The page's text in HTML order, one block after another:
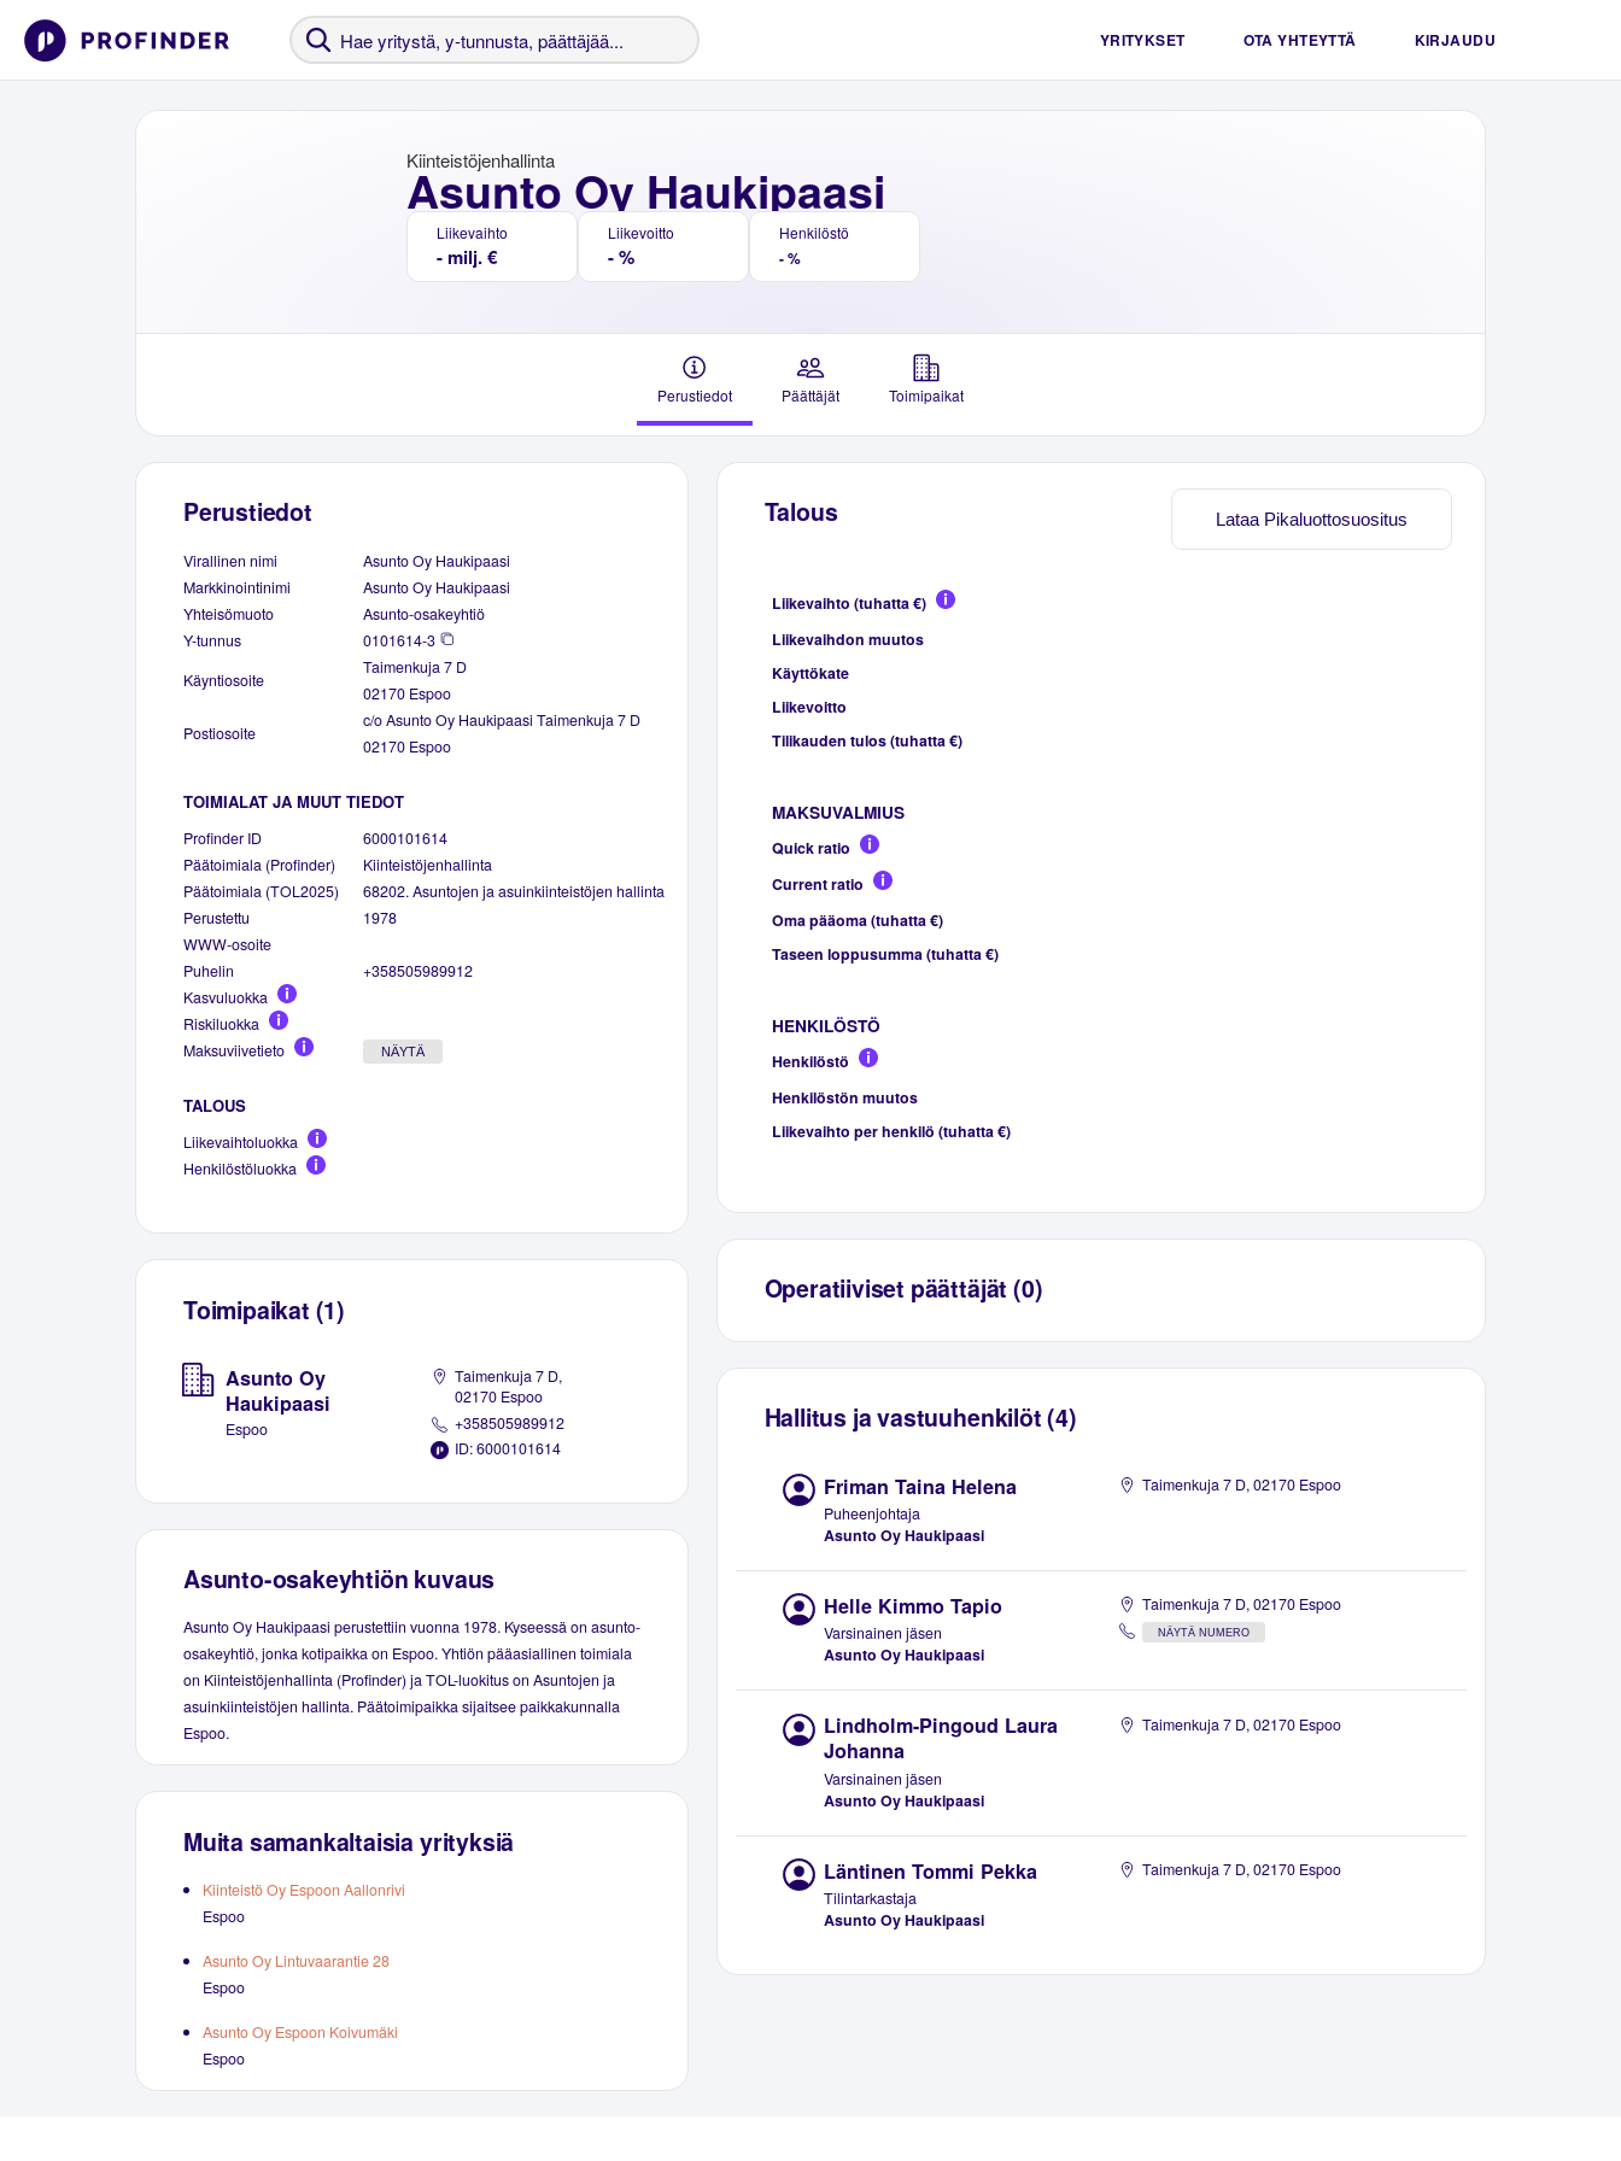
YRITYKSET OTA YHTEYTTÄ KIRJAUDU
Asunto Oy Haukipaasi
Kiinteistöjenhallinta
Liikevaihto
- milj. €
Liikevoitto
- %
Henkilöstö
- %
Perustiedot Päättäjät Toimipaikat
Perustiedot
Virallinen nimi
Asunto Oy Haukipaasi
Markkinointinimi
Asunto Oy Haukipaasi
Yhteisömuoto
Asunto-osakeyhtiö
Y-tunnus
0101614-3
Käyntiosoite
Taimenkuja 7 D
02170 Espoo
Postiosoite
c/o Asunto Oy Haukipaasi Taimenkuja 7 D
02170 Espoo
TOIMIALAT JA MUUT TIEDOT
Profinder ID
6000101614
Päätoimiala (Profinder)
Kiinteistöjenhallinta
Päätoimiala (TOL2025)
68202. Asuntojen ja asuinkiinteistöjen hallinta
Perustettu
1978
WWW-osoite
Puhelin
+358505989912
Kasvuluokka
Riskiluokka
Maksuviivetieto
NÄYTÄ
TALOUS
Liikevaihtoluokka
Henkilöstöluokka
Toimipaikat (1)
Asunto Oy
Haukipaasi
Espoo
Taimenkuja 7 D,
02170 Espoo
+358505989912
ID: 6000101614
Asunto-osakeyhtiön kuvaus
Asunto Oy Haukipaasi perustettiin vuonna 1978. Kyseessä on asunto-
osakeyhtiö, jonka kotipaikka on Espoo. Yhtiön pääasiallinen toimiala
on Kiinteistöjenhallinta (Profinder) ja TOL-luokitus on Asuntojen ja
asuinkiinteistöjen hallinta. Päätoimipaikka sijaitsee paikkakunnalla
Espoo.
Muita samankaltaisia yrityksiä
Kiinteistö Oy Espoon Aallonrivi
Espoo
Asunto Oy Lintuvaarantie 28
Espoo
Asunto Oy Espoon Koivumäki
Espoo
Lataa Pikaluottosuositus
Talous
Liikevaihto (tuhatta €)
Liikevaihdon muutos
Käyttökate
Liikevoitto
Tilikauden tulos (tuhatta €)
MAKSUVALMIUS
Quick ratio
Current ratio
Oma pääoma (tuhatta €)
Taseen loppusumma (tuhatta €)
HENKILÖSTÖ
Henkilöstö
Henkilöstön muutos
Liikevaihto per henkilö (tuhatta €)
Operatiiviset päättäjät (0)
Hallitus ja vastuuhenkilöt (4)
Friman Taina Helena
Puheenjohtaja
Asunto Oy Haukipaasi
Taimenkuja 7 D, 02170 Espoo
Helle Kimmo Tapio
Varsinainen jäsen
Asunto Oy Haukipaasi
Taimenkuja 7 D, 02170 Espoo
NÄYTÄ NUMERO
Lindholm-Pingoud Laura
Johanna
Varsinainen jäsen
Asunto Oy Haukipaasi
Taimenkuja 7 D, 02170 Espoo
Läntinen Tommi Pekka
Tilintarkastaja
Asunto Oy Haukipaasi
Taimenkuja 7 D, 02170 Espoo